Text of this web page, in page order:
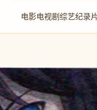
电影电视剧综艺纪录